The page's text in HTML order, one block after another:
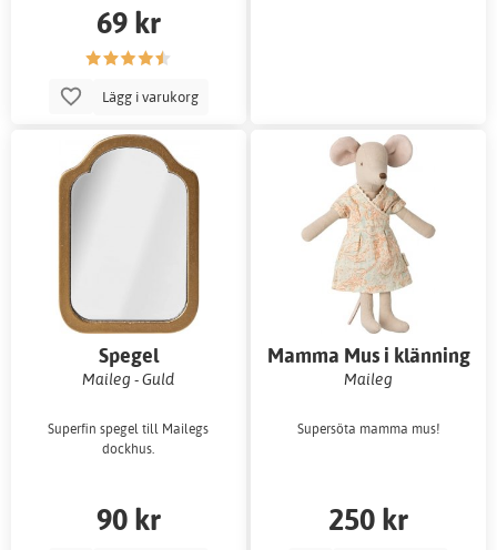
69 kr
Lägg i varukorg
Spegel
Maileg - Guld
Superfin spegel till Mailegs
dockhus.
90 kr
Mamma Mus i klänning
Maileg
Supersöta mamma mus!
250 kr